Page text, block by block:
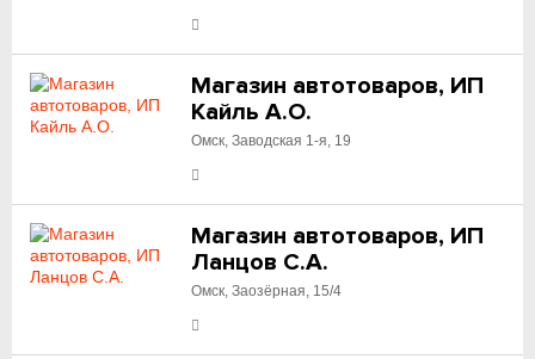
Магазин автотоваров, ИП
Кайль А.О.
Омск, Заводская 1-я, 19
Магазин автотоваров, ИП
Ланцов С.А.
Омск, Заозёрная, 15/4